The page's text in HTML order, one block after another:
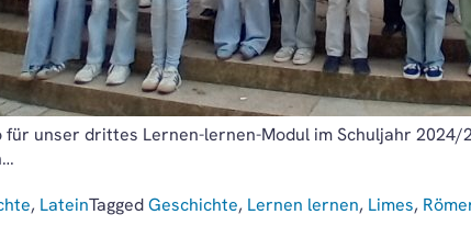
unser drittes Lernen-lernen-Modul im Schuljahr
, LateinTaggedGeschichte, Lernen lernen, Limes,